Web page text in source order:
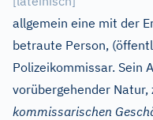
allgemein eine mit der
betraute Person,
Polizeikommissar. Sein
vorübergehender Natur,
kommissarischen